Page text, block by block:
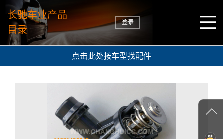
长驰车业产品
目录
登录
点击此处按车型找配件